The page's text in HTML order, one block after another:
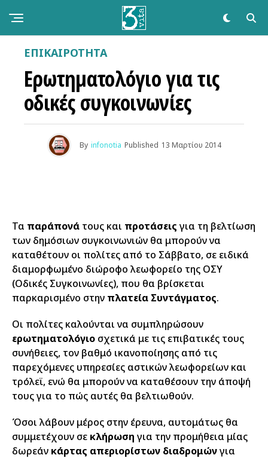
ΕΠΙΚΑΙΡΌΤΗΤΑ
Ερωτηματολόγιο για τις
οδικές συγκοινωνίες
By infonotia Published 13 Μαρτίου 2014
Τα παράπονά τους και προτάσεις για τη βελτίωση
των δημόσιων συγκοινωνιών θα μπορούν να
καταθέτουν οι πολίτες από το Σάββατο, σε ειδικά
διαμορφωμένο διώροφο λεωφορείο της ΟΣΥ
(Οδικές Συγκοινωνίες), που θα βρίσκεται
παρκαρισμένο στην πλατεία Συντάγματος.
Οι πολίτες καλούνται να συμπληρώσουν
ερωτηματολόγιο σχετικά με τις επιβατικές τους
συνήθειες, τον βαθμό ικανοποίησης από τις
παρεχόμενες υπηρεσίες αστικών λεωφορείων και
τρόλεϊ, ενώ θα μπορούν να καταθέσουν την άποψή
τους για το πώς αυτές θα βελτιωθούν.
Όσοι λάβουν μέρος στην έρευνα, αυτομάτως θα
συμμετέχουν σε κλήρωση για την προμήθεια μίας
δωρεάν κάρτας απεριορίστων διαδρομώνγια